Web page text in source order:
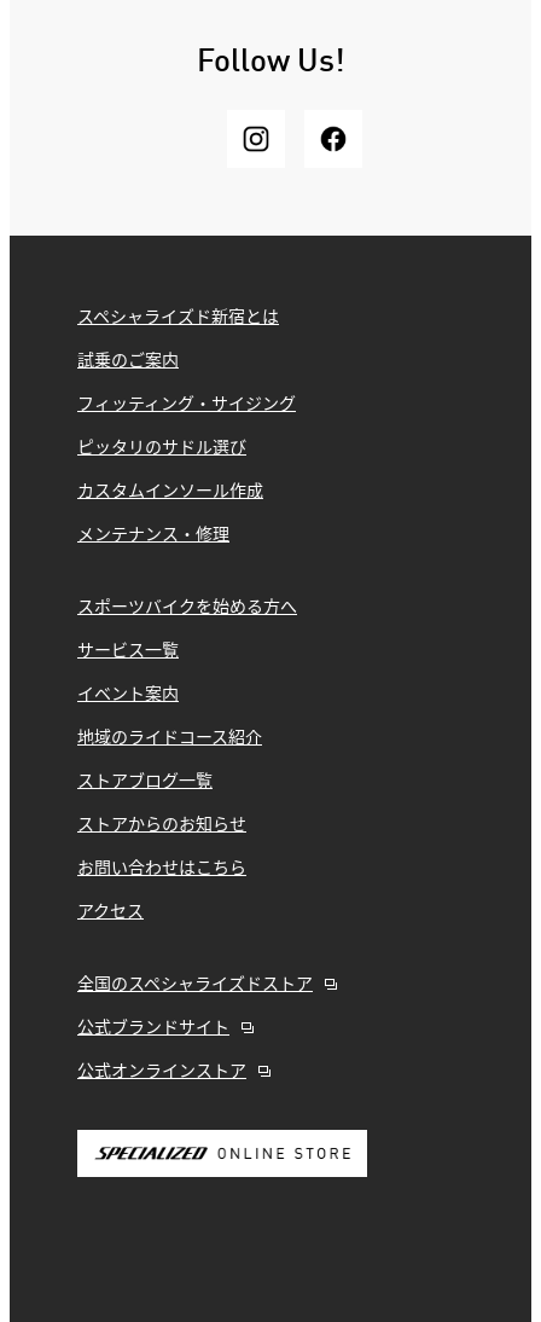
Follow Us!
スペシャライズド新宿とは
試乗のご案内
フィッティング・サイジング
ピッタリのサドル選び
カスタムインソール作成
メンテナンス・修理
スポーツバイクを始める方へ
サービス一覧
イベント案内
地域のライドコース紹介
ストアブログ一覧
ストアからのお知らせ
お問い合わせはこちら
アクセス
全国のスペシャライズドストア
公式ブランドサイト
公式オンラインストア